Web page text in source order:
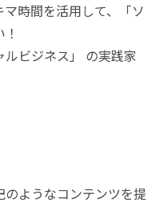
時間を活用して、「ソ
ルビジネス」 の実践家
のようなコンテンツを提